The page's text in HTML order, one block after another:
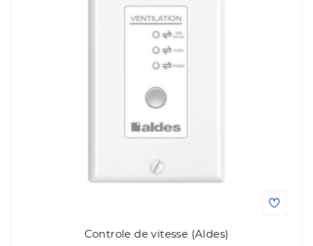
Controle de vitesse (Aldes)